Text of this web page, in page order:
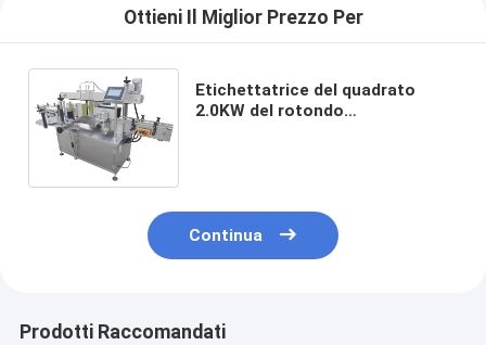
Ottieni Il Miglior Prezzo Per
Etichettatrice del quadrato
2.0KW del rotondo
Continua
Prodotti Raccomandati